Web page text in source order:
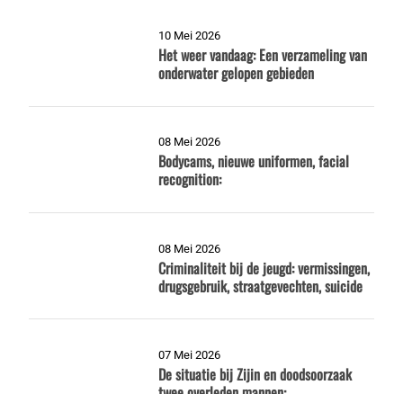
10 Mei 2026
Het weer vandaag: Een verzameling van
onderwater gelopen gebieden
08 Mei 2026
Bodycams, nieuwe uniformen, facial
recognition:
08 Mei 2026
Criminaliteit bij de jeugd: vermissingen,
drugsgebruik, straatgevechten, suicide
07 Mei 2026
De situatie bij Zijin en doodsoorzaak